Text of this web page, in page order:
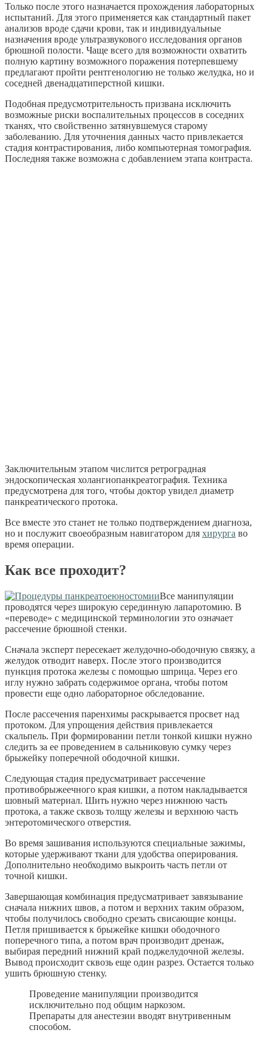
Только после этого назначается прохождения лабораторных
испытаний. Для этого применяется как стандартный пакет
анализов вроде сдачи крови, так и индивидуальные
назначения вроде ультразвукового исследования органов
брюшной полости. Чаще всего для возможности охватить
полную картину возможного поражения потерпевшему
предлагают пройти рентгенологию не только желудка, но и
соседней двенадцатиперстной кишки.
Подобная предусмотрительность призвана исключить
возможные риски воспалительных процессов в соседних
тканях, что свойственно затянувшемуся старому
заболеванию. Для уточнения данных часто привлекается
стадия контрастирования, либо компьютерная томография.
Последняя также возможна с добавлением этапа контраста.
Заключительным этапом числится ретроградная
эндоскопическая холангиопанкреатография. Техника
предусмотрена для того, чтобы доктор увидел диаметр
панкреатического протока.
Все вместе это станет не только подтверждением диагноза,
но и послужит своеобразным навигатором для хирурга во
время операции.
Как все проходит?
Все манипуляции
проводятся через широкую серединную лапаротомию. В
«переводе» с медицинской терминологии это означает
рассечение брюшной стенки.
Сначала эксперт пересекает желудочно-ободочную связку, а
желудок отводит наверх. После этого производится
пункция протока железы с помощью шприца. Через его
иглу нужно забрать содержимое органа, чтобы потом
провести еще одно лабораторное обследование.
После рассечения паренхимы раскрывается просвет над
протоком. Для упрощения действия привлекается
скальпель. При формировании петли тонкой кишки нужно
следить за ее проведением в сальниковую сумку через
брыжейку поперечной ободочной кишки.
Следующая стадия предусматривает рассечение
противобрыжеечного края кишки, а потом накладывается
шовный материал. Шить нужно через нижнюю часть
протока, а также сквозь толщу железы и верхнюю часть
энтеротомического отверстия.
Во время зашивания используются специальные зажимы,
которые удерживают ткани для удобства оперирования.
Дополнительно необходимо выкроить часть петли от
точной кишки.
Завершающая комбинация предусматривает завязывание
сначала нижних швов, а потом и верхних таким образом,
чтобы получилось свободно срезать свисающие концы.
Петля пришивается к брыжейке кишки ободочного
поперечного типа, а потом врач производит дренаж,
выбирая передний нижний край поджелудочной железы.
Вывод происходит сквозь еще один разрез. Остается только
ушить брюшную стенку.
Проведение манипуляции производится
исключительно под общим наркозом.
Препараты для анестезии вводят внутривенным
способом.